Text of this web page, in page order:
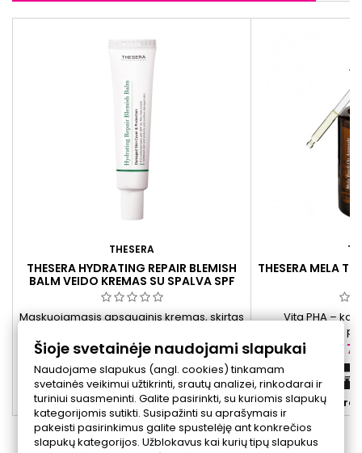
THESERA
THESERA HYDRATING REPAIR BLEMISH
BALM VEIDO KREMAS SU SPALVA SPF
30, 30 ML
Maskuojamasis apsauginis kremas, skirtas
aplinkos veiksnių veikiamos odos
priežiūrai. Priemonė padeda vizualiai
suvienodinti odos atspalvį, sumažinti
paraudimo matomumo įspūdį ir suteikti
odai natūraliai lygesnę, prižiūrėtos odos
išvaizdą. Galima rinktis iš dviejų atspalvių: 1
atspalvis (light) – šviesesnis, 2...
Kaina
53,00 €
 Į krepšelį
Yra sandėlyje
THESERA MELA
Vita PHA –
skaistinamoji
atgaivinti
skaistinantys
kurie gali padėti


Šioje svetainėje naudojami slapukai
Naudojame slapukus (angl. cookies) tinkamam
svetainės veikimui užtikrinti, srautų analizei, rinkodarai ir
turiniui suasmeninti. Galite pasirinkti, su kuriomis slapukų
kategorijomis sutikti. Susipažinti su aprašymais ir
pakeisti pasirinkimus galite spustelėję ant konkrečios
slapukų kategorijos. Užblokavus kai kurių tipų slapukus